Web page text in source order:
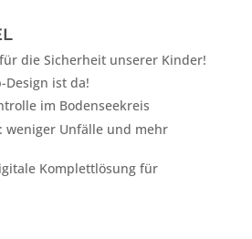
die Sicherheit unserer Kinder!
Design ist da!
im Bodenseekreis
weniger Unfälle und mehr
Komplettlösung für